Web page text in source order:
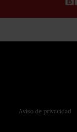
Aviso de privacidad